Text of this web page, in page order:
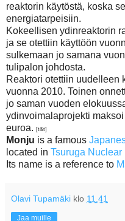
reaktorin käytöstä, koska
energiatarpeisiin.
Kokeellisen ydinreaktorin
ja se otettiin käyttöön
sulkemaan jo samana
tulipalon johdosta.
Reaktori otettiin uudelleen
vuonna 2010. Toinen
jo saman vuoden
ydinvoimalaprojekti
euroa. [t&t]
Monju is a famous
located in Tsuruga
Its name is a reference to
Olavi Tupamäki klo 11.41
Jaa muille